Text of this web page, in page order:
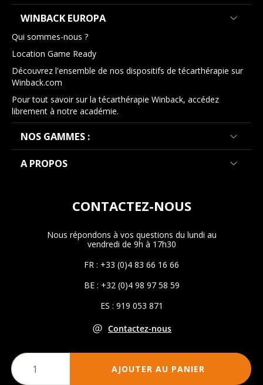
AJOUTER AU PANIER
WINBACK EUROPA
Qui sommes-nous ?
Location Game Ready
Découvrez l'ensemble de nos dispositifs de técarthérapie sur
Winback.com
Pour tout savoir sur la técarthérapie Winback, accédez
librement à notre académie.
NOS GAMMES :
A PROPOS
CONTACTEZ-NOUS
Nous répondons à vos questions du lundi au
vendredi de 9h à 17h30
FR : +33 (0)4 83 66 16 66
BE : +32 (0)4 98 97 58 59
ES : 919 053 871
Contactez-nous